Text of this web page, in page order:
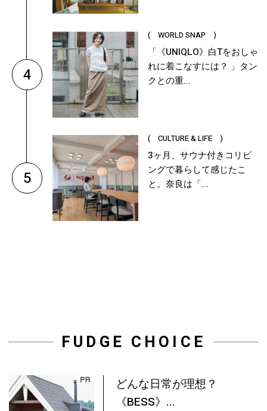
4
( WORLD SNAP )
「《UNIQLO》白Tをおしゃ
れに着こなすには？ 」タン
クとの重...
5
( CULTURE & LIFE )
3ヶ月、サウナ付きコリビ
ングで暮らして感じたこ
と。奈良は「...
FUDGE CHOICE
どんな日常が理想？
《BESS》...